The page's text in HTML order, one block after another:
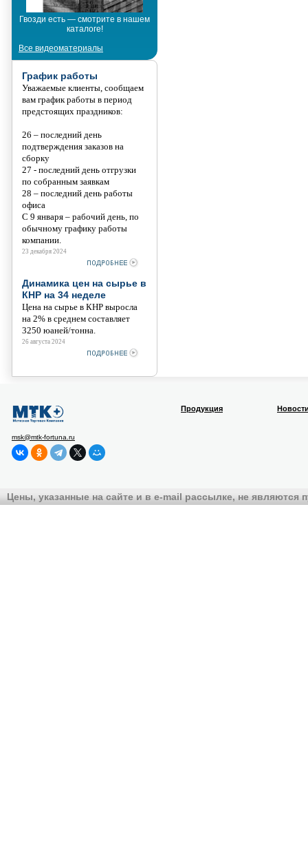
Гвозди есть — смотрите в нашем
каталоге!
Все видеоматериалы
График работы
Уважаемые клиенты, сообщаем
вам график работы в период
предстоящих праздников:
26 – последний день
подтверждения заказов на
сборку
27 - последний день отгрузки
по собранным заявкам
28 – последний день работы
офиса
С 9 января – рабочий день, по
обычному графику работы
компании.
23 декабря 2024
Динамика цен на сырье в
КНР на 34 неделе
Цена на сырье в КНР выросла
на 2% в среднем составляет
3250 юаней/тонна.
26 августа 2024
msk@mtk-fortuna.ru
Продукция
Цены, указанные на сайте и в e-mail рассылке, не являются